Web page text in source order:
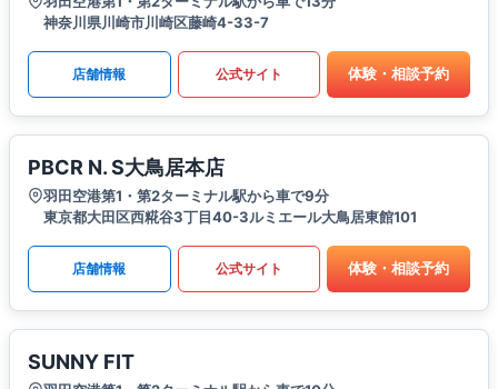
神奈川県川崎市川崎区藤崎4-33-7
店舗情報 公式サイト 体験・相談予約
PBCR N. S大鳥居本店
羽田空港第1・第2ターミナル駅から車で9分
東京都大田区西糀谷3丁目40-3ルミエール大鳥居東館101
店舗情報 公式サイト 体験・相談予約
SUNNY FIT